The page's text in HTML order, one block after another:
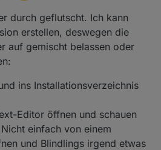
durch geflutscht. Ich kann
erstellen, deswegen die
auf gemischt belassen oder
ins Installationsverzeichnis
Editor öffnen und schauen
einfach von einem
und Blindlings irgend etwas